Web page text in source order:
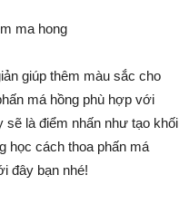
giúp thêm màu sắc cho
má hồng phù hợp với
là điểm nhấn như tạo khối
học cách thoa phấn má
đây bạn nhé!